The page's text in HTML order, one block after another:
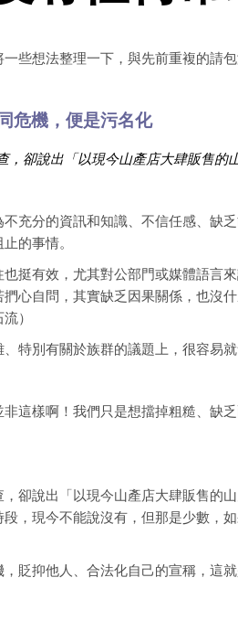
些想法整理一下，與先前重複的請包
危機，便是污名化
，卻說出「以現今山產店大肆販售
充分的資訊和知識、不信任感、缺
的事情。
挺有效，尤其對公部門或媒體語言
心自問，其實缺乏因果關係，也沒
）
特別有關於族群的議題上，很容易
這樣啊！我們只是想擋掉粗糙、缺
卻說出「以現今山產店大肆販售的
，現今不能說沒有，但那是少數，
貶抑他人、合法化自己的宣稱，這